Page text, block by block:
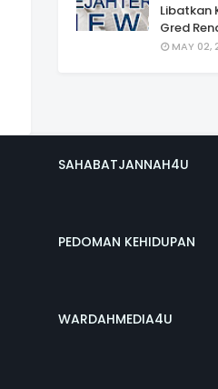
Libatkan
Gred
MAY 02,
SAHABATJANNAH4U
PEDOMAN KEHIDUPAN
WARDAHMEDIA4U